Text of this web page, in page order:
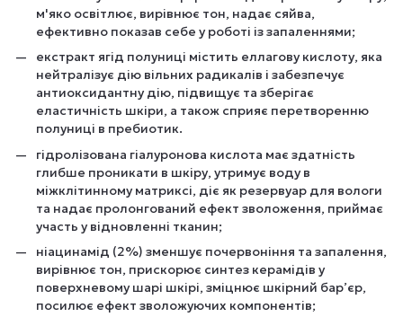
м'яко освітлює, вирівнює тон, надає сяйва,
ефективно показав себе у роботі із запаленнями;
екстракт ягід полуниці містить еллагову кислоту, яка
нейтралізує дію вільних радикалів і забезпечує
антиоксидантну дію, підвищує та зберігає
еластичність шкіри, а також сприяє перетворенню
полуниці в пребиотик.
гідролізована гіалуронова кислота має здатність
глибше проникати в шкіру, утримує воду в
міжклітинному матриксі, діє як резервуар для вологи
та надає пролонгований ефект зволоження, приймає
участь у відновленні тканин;
ніацинамід (2%) зменшує почервоніння та запалення,
вирівнює тон, прискорює синтез керамідів у
поверхневому шарі шкірі, зміцнює шкірний бар’єр,
посилює ефект зволожуючих компонентів;